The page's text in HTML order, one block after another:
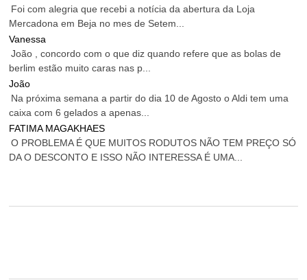
Foi com alegria que recebi a notícia da abertura da Loja
Mercadona em Beja no mes de Setem...
Vanessa
João , concordo com o que diz quando refere que as bolas de
berlim estão muito caras nas p...
João
Na próxima semana a partir do dia 10 de Agosto o Aldi tem uma
caixa com 6 gelados a apenas...
FATIMA MAGAKHAES
O PROBLEMA É QUE MUITOS RODUTOS NÃO TEM PREÇO SÓ
DA O DESCONTO E ISSO NÃO INTERESSA É UMA...